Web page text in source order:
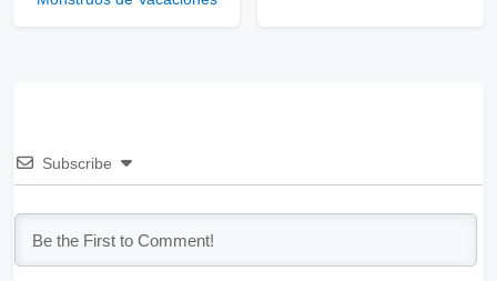
Subscribe